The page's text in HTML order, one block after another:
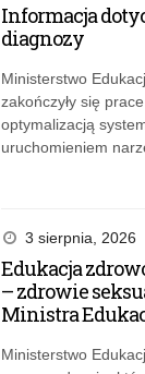
Informacja
diagnozy
Ministerstwo
zakończyły się
optymalizacją
uruchomieniem
3 sierpnia, 2026
Edukacja
– zdrowie
Ministra
Ministerstwo